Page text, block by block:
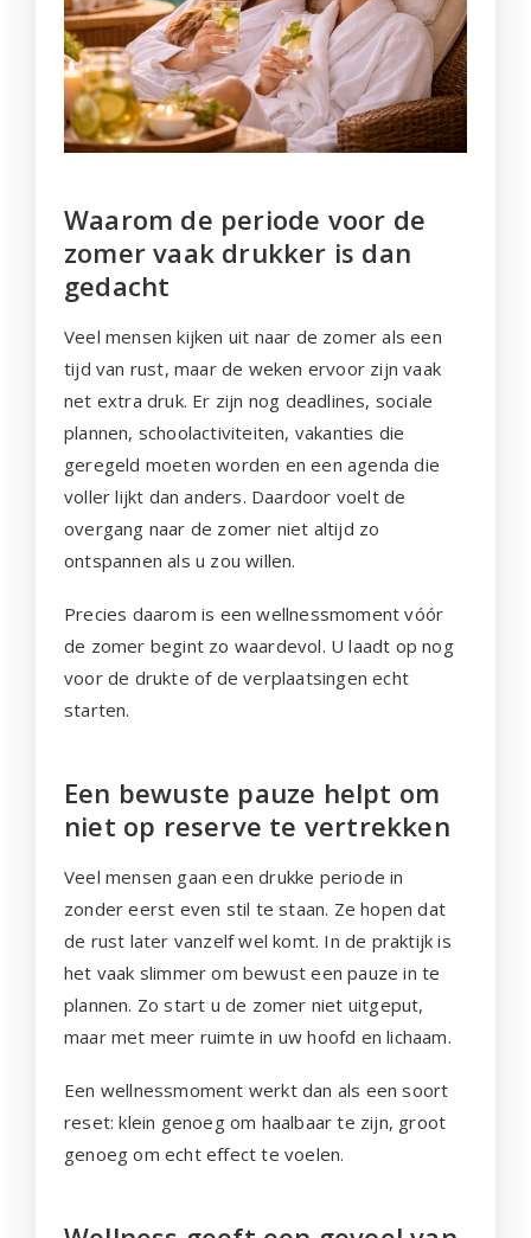
Waarom de periode voor de
zomer vaak drukker is dan
gedacht
Veel mensen kijken uit naar de zomer als een
tijd van rust, maar de weken ervoor zijn vaak
net extra druk. Er zijn nog deadlines, sociale
plannen, schoolactiviteiten, vakanties die
geregeld moeten worden en een agenda die
voller lijkt dan anders. Daardoor voelt de
overgang naar de zomer niet altijd zo
ontspannen als u zou willen.
Precies daarom is een wellnessmoment vóór
de zomer begint zo waardevol. U laadt op nog
voor de drukte of de verplaatsingen echt
starten.
Een bewuste pauze helpt om
niet op reserve te vertrekken
Veel mensen gaan een drukke periode in
zonder eerst even stil te staan. Ze hopen dat
de rust later vanzelf wel komt. In de praktijk is
het vaak slimmer om bewust een pauze in te
plannen. Zo start u de zomer niet uitgeput,
maar met meer ruimte in uw hoofd en lichaam.
Een wellnessmoment werkt dan als een soort
reset: klein genoeg om haalbaar te zijn, groot
genoeg om echt effect te voelen.